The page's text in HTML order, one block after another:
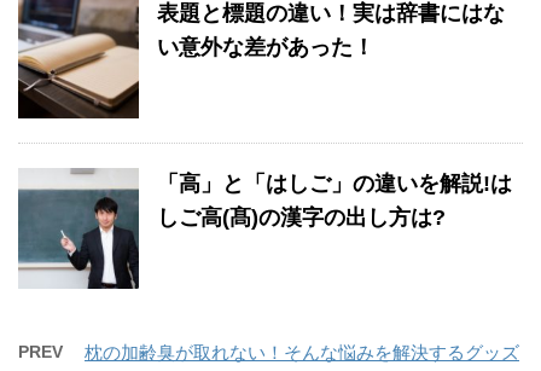
表題と標題の違い！実は辞書にはな
い意外な差があった！
「高」と「はしご」の違いを解説!は
しご高(髙)の漢字の出し方は?
PREV
枕の加齢臭が取れない！そんな悩みを解決するグッズ